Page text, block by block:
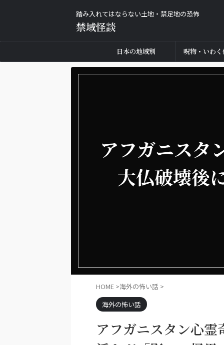
踏み入れてはならない土地・禁足地の恐怖
禁域怪談
日本の地域別 呪物・いわ
HOME >海外の怖い話 >
海外の怖い話
アフガニスタン心